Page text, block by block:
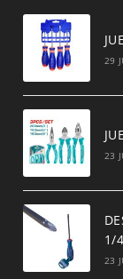
29
23
1/
23